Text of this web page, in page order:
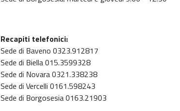
Recapiti telefonici:
Sede di Baveno 0323.912817
Sede di Biella 015.3599328
Sede di Novara 0321.338238
Sede di Vercelli 0161.598243
Sede di Borgosesia 0163.21903